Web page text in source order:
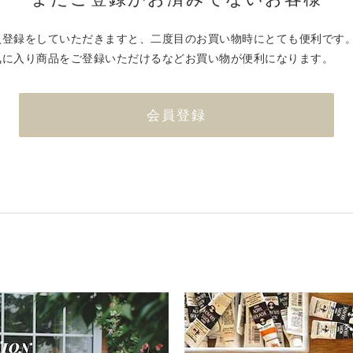
登録をしていただきますと、二度目のお買い物時にとても便利です
入り商品をご登録いただけるなどお買い物が便利になります。
会員登録